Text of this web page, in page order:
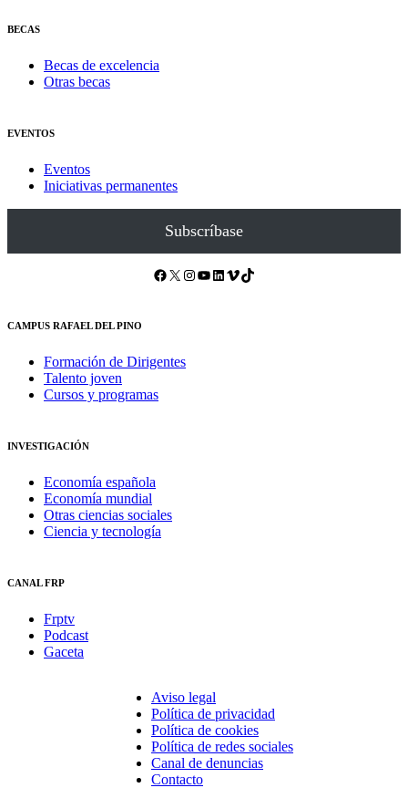
BECAS
Becas de excelencia
Otras becas
EVENTOS
Eventos
Iniciativas permanentes
Subscríbase
Facebook X Instagram YouTube LinkedIn Vimeo TikTok
CAMPUS RAFAEL DEL PINO
Formación de Dirigentes
Talento joven
Cursos y programas
INVESTIGACIÓN
Economía española
Economía mundial
Otras ciencias sociales
Ciencia y tecnología
CANAL FRP
Frptv
Podcast
Gaceta
Aviso legal
Política de privacidad
Política de cookies
Política de redes sociales
Canal de denuncias
Contacto